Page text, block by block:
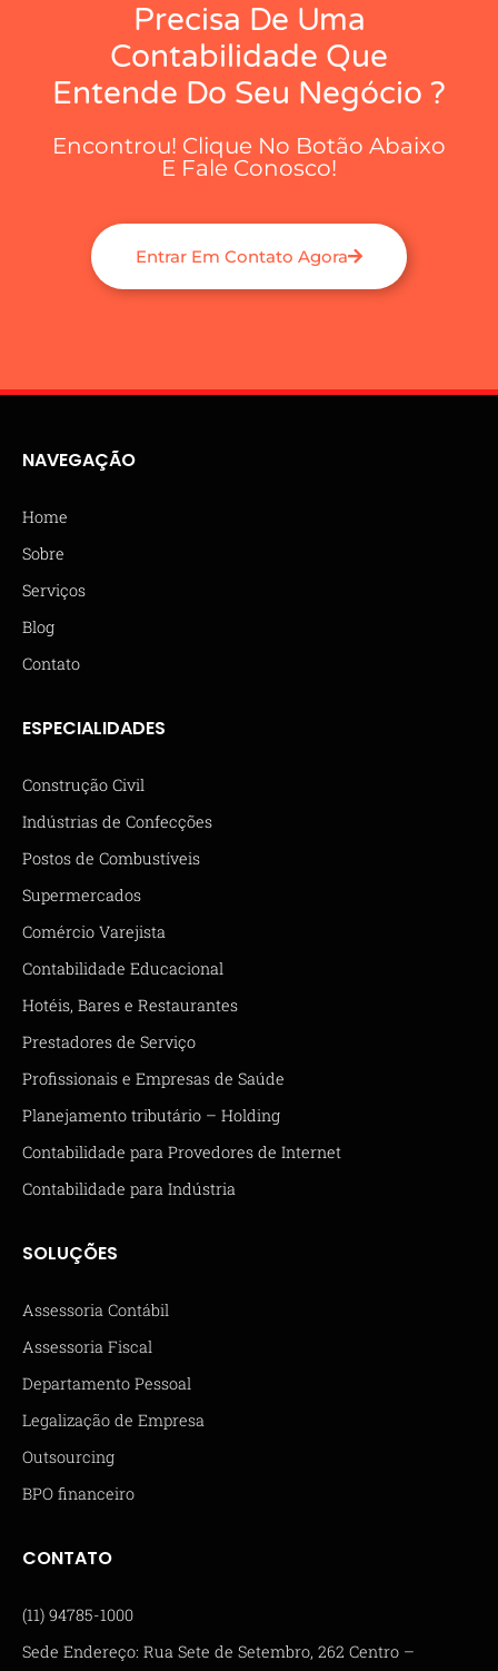
Precisa De Uma
Contabilidade Que
Entende Do Seu Negócio ?
Encontrou! Clique No Botão Abaixo
E Fale Conosco!
Entrar Em Contato Agora
NAVEGAÇÃO
Home
Sobre
Serviços
Blog
Contato
ESPECIALIDADES
Construção Civil
Indústrias de Confecções
Postos de Combustíveis
Supermercados
Comércio Varejista
Contabilidade Educacional
Hotéis, Bares e Restaurantes
Prestadores de Serviço
Profissionais e Empresas de Saúde
Planejamento tributário – Holding
Contabilidade para Provedores de Internet
Contabilidade para Indústria
SOLUÇÕES
Assessoria Contábil
Assessoria Fiscal
Departamento Pessoal
Legalização de Empresa
Outsourcing
BPO financeiro
CONTATO
(11) 94785-1000
Sede Endereço: Rua Sete de Setembro, 262 Centro –